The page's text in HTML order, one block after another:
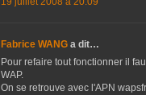
Fabrice WANG a dit…
Pour refaire tout fonctionner il
WAP.
On se retrouve avec l'APN